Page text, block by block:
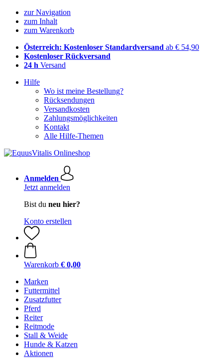
zur Navigation
zum Inhalt
zum Warenkorb
Österreich: Kostenloser Standardversand ab € 54,90
Kostenloser Rückversand
24 h Versand
Hilfe
Wo ist meine Bestellung?
Rücksendungen
Versandkosten
Zahlungsmöglichkeiten
Kontakt
Alle Hilfe-Themen
Anmelden
Jetzt anmelden
Bist du neu hier?
Konto erstellen
Warenkorb € 0,00
Marken
Futtermittel
Zusatzfutter
Pferd
Reiter
Reitmode
Stall & Weide
Hunde & Katzen
Aktionen